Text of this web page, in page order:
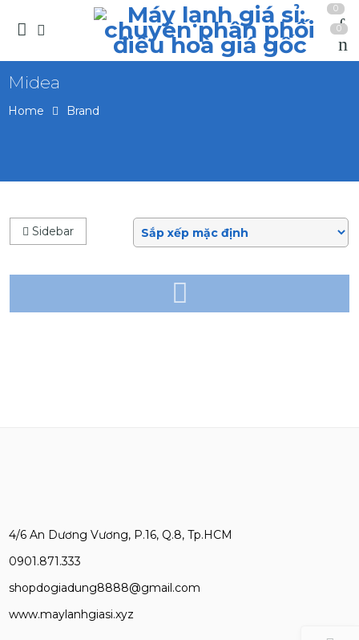
0
0
Midea
Home Brand
Sidebar
4/6 An Dương Vương, P.16, Q.8, Tp.HCM
0901.871.333
shopdogiadung8888@gmail.com
www.maylanhgiasi.xyz